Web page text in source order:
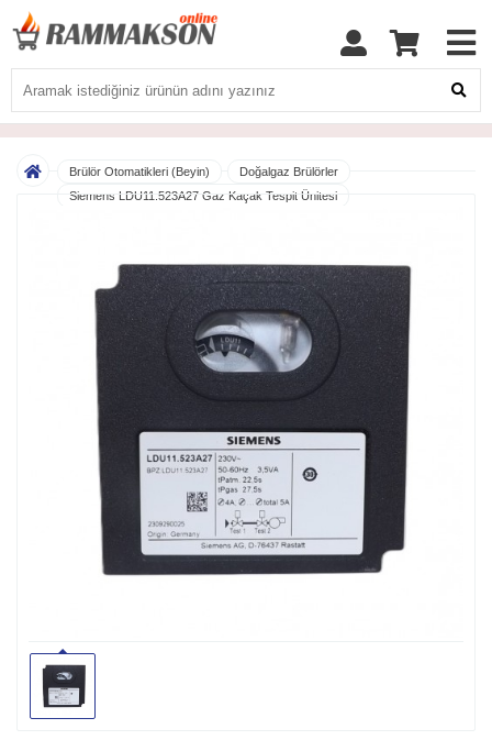
Brülör Otomatikleri (Beyin)
Doğalgaz Brülörler
Siemens LDU11.523A27 Gaz Kaçak Tespit Ünitesi